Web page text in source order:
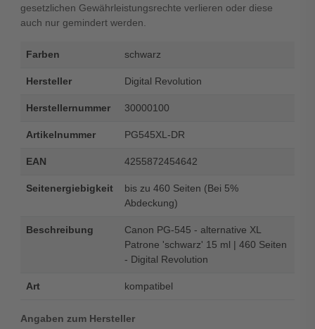
gesetzlichen Gewährleistungsrechte verlieren oder diese
auch nur gemindert werden.
Farben schwarz
Hersteller Digital Revolution
Herstellernummer 30000100
Artikelnummer PG545XL-DR
EAN 4255872454642
Seitenergiebigkeit
bis zu 460 Seiten (Bei 5%
Abdeckung)
Beschreibung
Canon PG-545 - alternative XL
Patrone 'schwarz' 15 ml | 460 Seiten
- Digital Revolution
Art kompatibel
Angaben zum Hersteller